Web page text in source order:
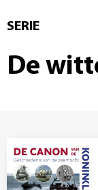
SERIE
De